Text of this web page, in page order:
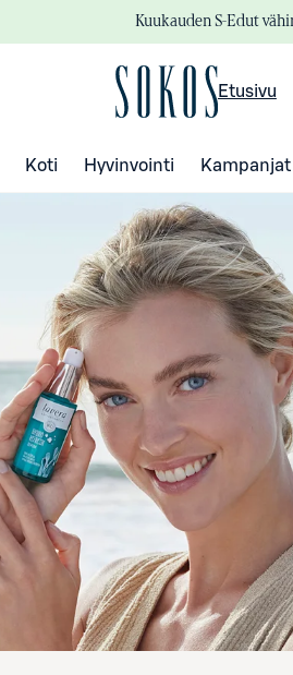
Kuukauden S-Edut
Etusivu
Koti Hyvinvointi Kampanjat